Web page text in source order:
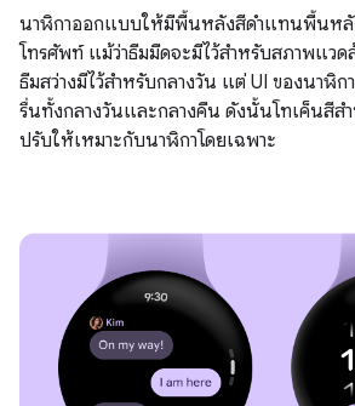
นาฬิกาออกแบบให้มีพื้นหลังสีดําแทนพื้นห
โทรศัพท์ แม้ว่าธีมมืดจะมีไว้สำหรับสภาพแว
ธีมสว่างมีไว้สำหรับกลางวัน แต่ UI ของนาฬิก
รื่นทั้งกลางวันและกลางคืน ดังนั้นโทเค็นสีส
ปรับให้เหมาะกับนาฬิกาโดยเฉพาะ